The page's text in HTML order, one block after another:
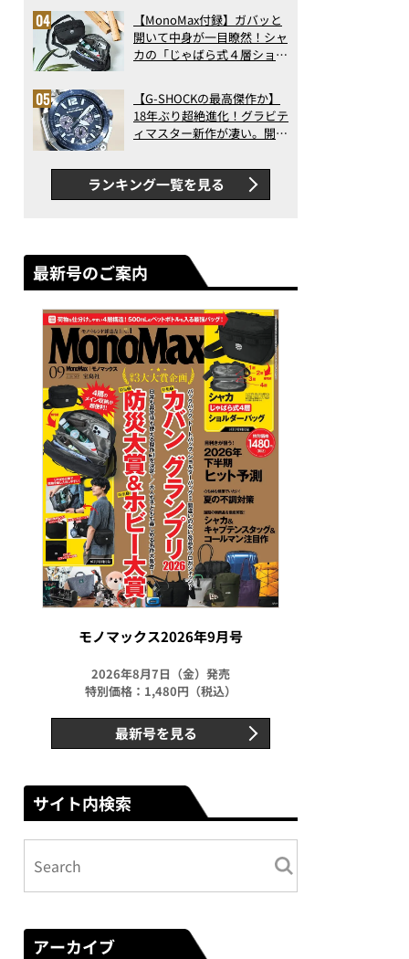
記事ランキングベスト3】
（2026年6月版）
【MonoMax付録】ガバッと
開いて中身が一目瞭然！シャ
カの「じゃばら式４層ショル
った！
【G-SHOCKの最高傑作か】
18年ぶり超絶進化！グラビテ
ィマスター新作が凄い。開発
新ムーブメントの衝撃
ランキング一覧を見る
最新号のご案内
モノマックス2026年9月号
2026年8月7日（金）発売
特別価格：1,480円（税込）
最新号を見る
サイト内検索
アーカイブ